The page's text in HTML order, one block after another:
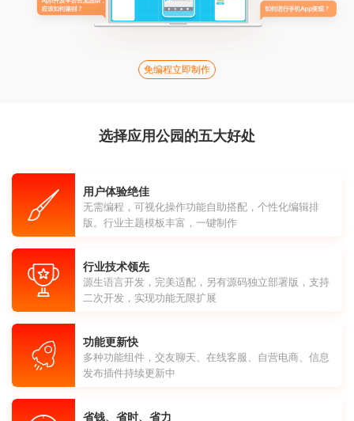
免编程立即制作
选择应用公园的五大好处
用户体验绝佳
无需编程，可视化操作功能自助搭配，个性化编辑排
版。行业主题模板丰富，一键制作
行业技术领先
源生语言开发，完美适配，另有源码独立部署版，支持
二次开发，实现功能无限扩展
功能更新快
多种功能组件，交友聊天、在线客服、自营电商、信息
发布插件持续更新中
省钱、省时、省力